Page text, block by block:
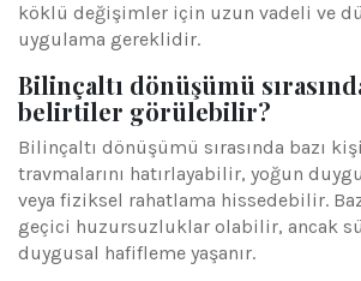
köklü değişimler için uzun vadeli ve
uygulama gereklidir.
Bilinçaltı dönüşümü
belirtiler görülebilir?
Bilinçaltı dönüşümü sırasında bazı
travmalarını hatırlayabilir, yoğun
veya fiziksel rahatlama hissedebilir.
geçici huzursuzluklar olabilir, ancak
duygusal hafifleme yaşanır.